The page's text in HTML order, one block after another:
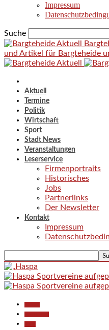
Impressum
Suche
und Artikel für Bargteheide
Aktuell
Termine
Politik
Wirtschaft
Sport
Stadt News
Veranstaltungen
Leserservice
Firmenportraits
Historisches
Jobs
Partnerlinks
Der Newsletter
Kontakt
Impressum